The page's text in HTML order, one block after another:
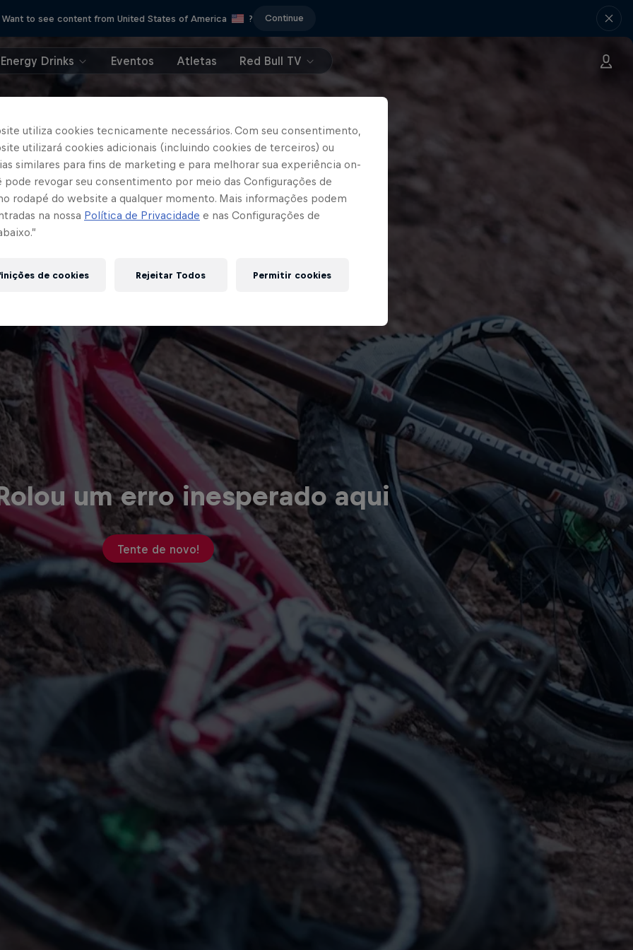
Want to see content from United States of America ? Continue
Energy Drinks Eventos Atletas Red Bull TV
um erro inesperado aqui
Tente de novo!
utiliza cookies tecnicamente necessários. Com seu consentimento,
utilizará cookies adicionais (incluindo cookies de terceiros) ou
similares para fins de marketing e para melhorar sua experiência on-
pode revogar seu consentimento por meio das Configurações de
rodapé do website a qualquer momento. Mais informações podem
na nossa Política de Privacidade e nas Configurações de
de cookies Rejeitar Todos Permitir cookies